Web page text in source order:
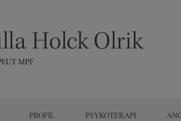
PROFIL PSYKOTERAPI